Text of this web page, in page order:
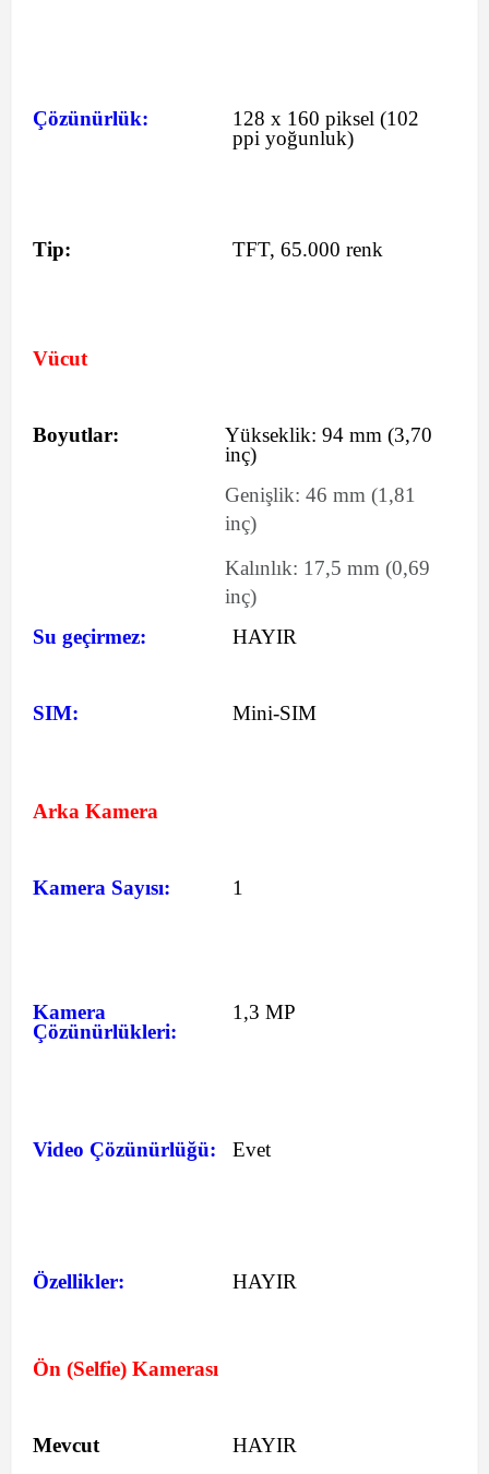
Çözünürlük:
128 x 160 piksel (102
ppi yoğunluk)
Tip: TFT, 65.000 renk
Vücut
Boyutlar: Yükseklik: 94 mm (3,70
inç)
Genişlik: 46 mm (1,81
inç)
Kalınlık: 17,5 mm (0,69
inç)
Su geçirmez:
HAYIR
SIM: Mini-SIM
Arka Kamera
Kamera Sayısı: 1
Kamera
Çözünürlükleri:
1,3 MP
Video Çözünürlüğü: Evet
Özellikler: HAYIR
Ön (Selfie) Kamerası
Mevcut HAYIR